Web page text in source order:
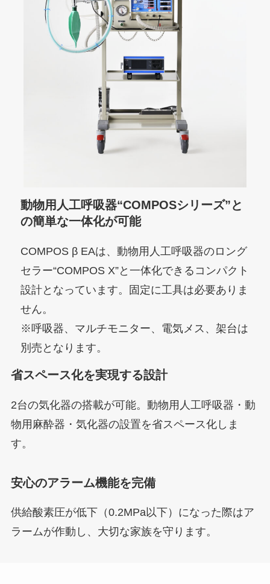
動物用人工呼吸器“COMPOSシリーズ”と
の簡単な一体化が可能
COMPOS β EAは、動物用人工呼吸器のロング
セラー“COMPOS X”と一体化できるコンパクト
設計となっています。固定に工具は必要ありま
せん。
※呼吸器、マルチモニター、電気メス、架台は
別売となります。
省スペース化を実現する設計
2台の気化器の搭載が可能。動物用人工呼吸器・動
物用麻酔器・気化器の設置を省スペース化しま
す。
安心のアラーム機能を完備
供給酸素圧が低下（0.2MPa以下）になった際はア
ラームが作動し、大切な家族を守ります。